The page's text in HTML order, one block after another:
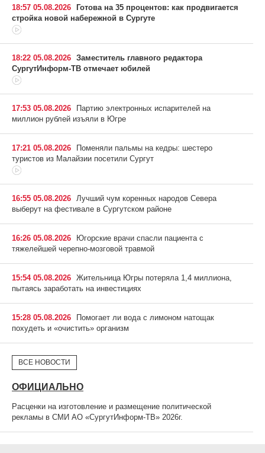
18:57 05.08.2026 Готова на 35 процентов: как продвигается
стройка новой набережной в Сургуте
18:22 05.08.2026 Заместитель главного редактора
СургутИнформ-ТВ отмечает юбилей
17:53 05.08.2026
Партию электронных испарителей на
миллион рублей изъяли в Югре
17:21 05.08.2026
Поменяли пальмы на кедры: шестеро
туристов из Малайзии посетили Сургут
16:55 05.08.2026
Лучший чум коренных народов Севера
выберут на фестивале в Сургутском районе
16:26 05.08.2026
Югорские врачи спасли пациента с
тяжелейшей черепно-мозговой травмой
15:54 05.08.2026 Жительница Югры потеряла 1,4 миллиона,
пытаясь заработать на инвестициях
15:28 05.08.2026
Помогает ли вода с лимоном натощак
похудеть и «очистить» организм
ВСЕ НОВОСТИ
ОФИЦИАЛЬНО
Расценки на изготовление и размещение политической
рекламы в СМИ АО «СургутИнформ-ТВ» 2026г.